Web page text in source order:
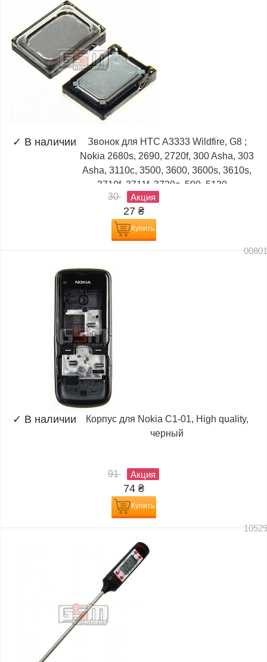
✓ В наличии
Звонок для HTC A3333 Wildfire, G8 ;
Nokia 2680s, 2690, 2720f, 300 Asha, 303
Asha, 3110c, 3500, 3600, 3600s, 3610s,
3710f, 3711f, 3720c, 500, 5130,...
30
Акция
27 ₴
Купить
✓ В наличии
Корпус для Nokia C1-01, High quality,
черный
91 Акция
74 ₴
Купить